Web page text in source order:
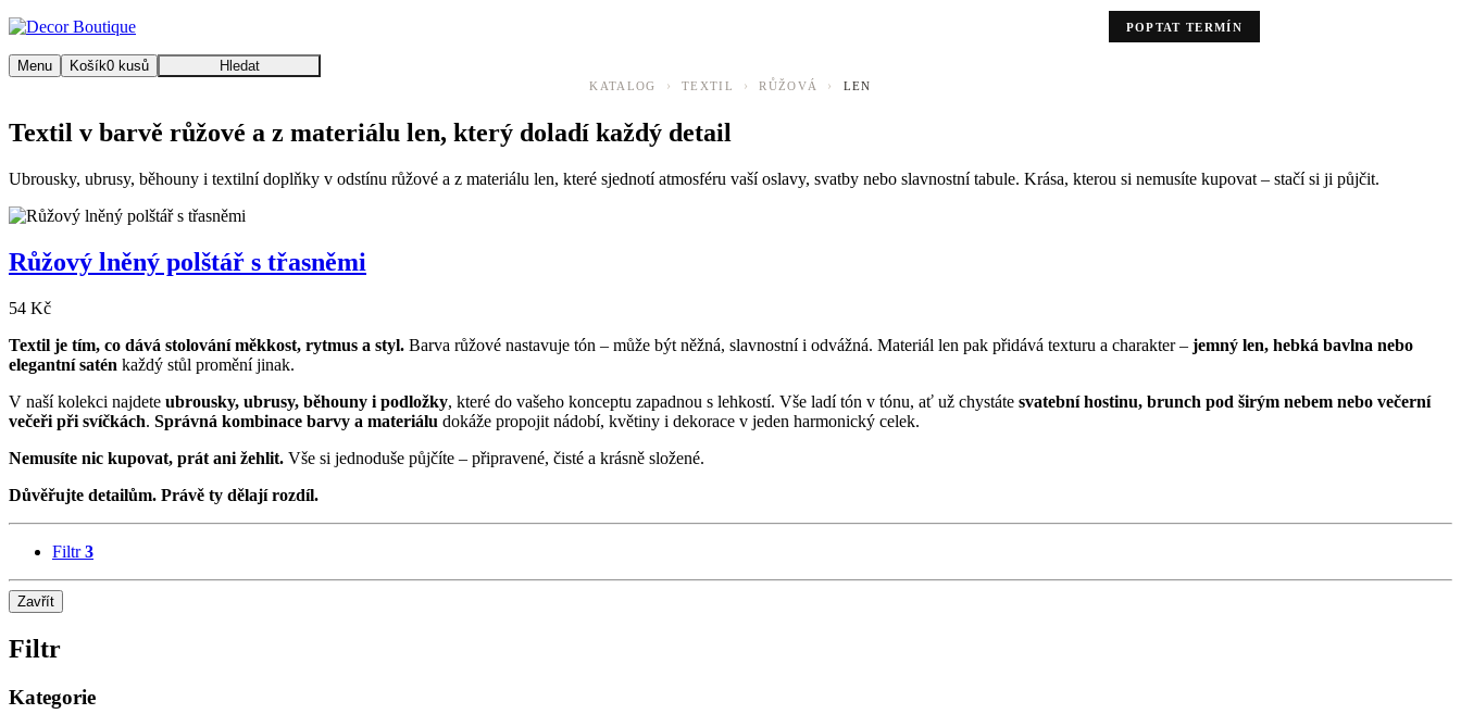
Menu
POPTAT TERMÍN
Košík0 kusů Hledat
KATALOG › TEXTIL › RŮŽOVÁ › LEN
Textil v barvě růžové a z materiálu len, který doladí každý detail
Ubrousky, ubrusy, běhouny i textilní doplňky v odstínu růžové a z materiálu len, které sjednotí atmosféru vaší oslavy, svatby nebo slavnostní tabule. Krása, kterou si nemusíte kupovat – stačí si ji půjčit.
Růžový lněný polštář s třasněmi
54 Kč
Textil je tím, co dává stolování měkkost, rytmus a styl. Barva růžové nastavuje tón – může být něžná, slavnostní i odvážná. Materiál len pak přidává texturu a charakter – jemný len, hebká bavlna nebo
elegantní satén každý stůl promění jinak.
V naší kolekci najdete ubrousky, ubrusy, běhouny i podložky, které do vašeho konceptu zapadnou s lehkostí. Vše ladí tón v tónu, ať už chystáte svatební hostinu, brunch pod širým nebem nebo večerní
večeři při svíčkách. Správná kombinace barvy a materiálu dokáže propojit nádobí, květiny i dekorace v jeden harmonický celek.
Nemusíte nic kupovat, prát ani žehlit. Vše si jednoduše půjčíte – připravené, čisté a krásně složené.
Důvěřujte detailům. Právě ty dělají rozdíl.
Filtr3
Zavřít
Filtr
Kategorie